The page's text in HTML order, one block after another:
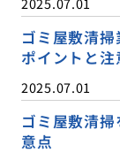
ゴミ屋敷清
ポイントと注
2025.07.01
ゴミ屋敷清
意点